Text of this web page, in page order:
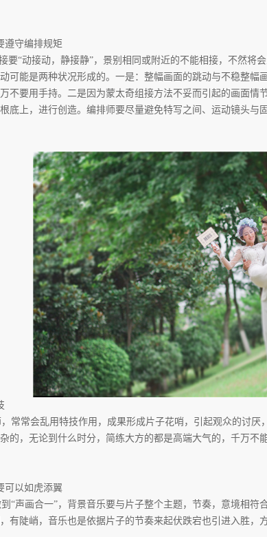
遵守编排规矩
要“动接动，静接静”，景别相同或附近的不能相接，不然将
可能是两种状况形成的。一是：整幅画面的跳动与不稳整幅
不要用手持。二是因为蒙太奇组接方法不妥而引起的画面情
底上，进行创造。编排师要尽量避免特写之间、运动镜头与
常常会乱用特技作用，成果形成片子花哨，引起观众的讨厌
的，无论到什么时分，简练大方的都是高端大气的，千万不
可以如虎添翼
“声画合一”，背景音乐要与片子整个主题，节奏，意境相符
有陡峭，音乐也是依据片子的节奏来起伏跌宕也引进入胜，